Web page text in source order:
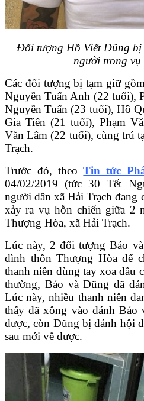
Đối tượng Hồ Viết Dũng bị
người trong vụ
Các đối tượng bị tạm giữ
Nguyễn Tuấn Anh (22 tuổi),
Nguyễn Tuấn (23 tuổi), Hồ
Gia Tiên (21 tuổi), Phạm
Văn Lâm (22 tuổi), cùng trú
Trạch.
Trước đó, theoTin tức
04/02/2019 (tức 30 Tết
người dân xã Hải Trạch đang
xảy ra vụ hỗn chiến giữa 2
Thượng Hòa, xã Hải Trạch.
Lúc này, 2 đối tượng Bảo
đình thôn Thượng Hòa để
thanh niên dùng tay xoa đầu
thường, Bảo và Dũng đã
Lúc này, nhiều thanh niên
thấy đã xông vào đánh Bảo
được, còn Dũng bị đánh hội
sau mới về được.